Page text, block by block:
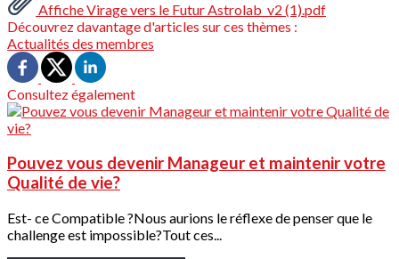
Affiche Virage vers le Futur Astrolab_v2 (1).pdf
Découvrez davantage d'articles sur ces thèmes :
Actualités des membres
Consultez également
Pouvez vous devenir Manageur et maintenir votre
Qualité de vie?
Est- ce Compatible ?Nous aurions le réflexe de penser que le
challenge est impossible?Tout ces...